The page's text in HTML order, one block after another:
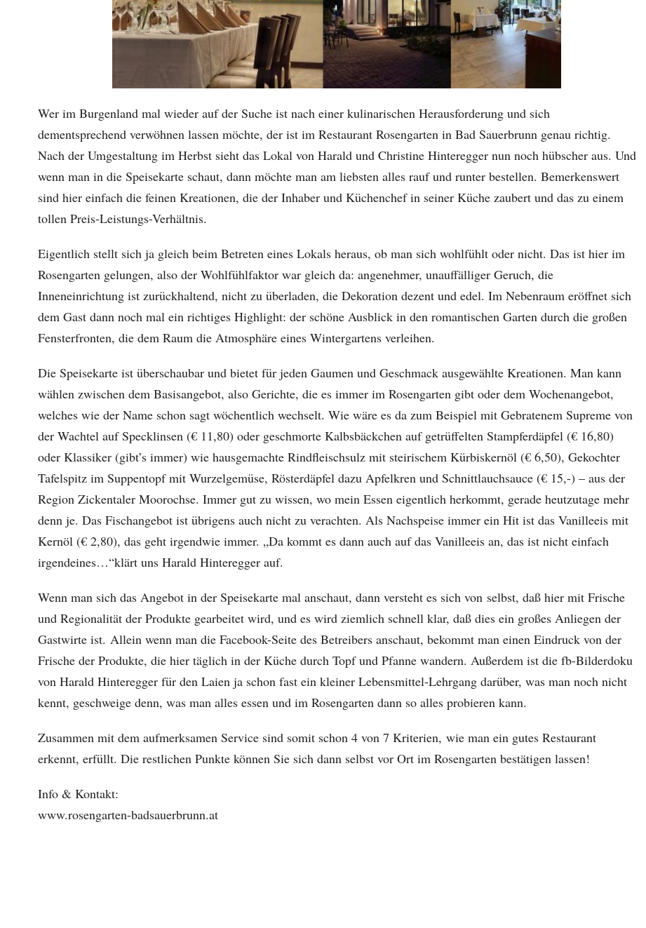
Wer im Burgenland mal wieder auf der Suche ist nach einer kulinarischen Herausforderung und sich
dementsprechend verwöhnen lassen möchte, der ist im Restaurant Rosengarten in Bad Sauerbrunn genau richtig.
Nach der Umgestaltung im Herbst sieht das Lokal von Harald und Christine Hinteregger nun noch hübscher aus. Und
wenn man in die Speisekarte schaut, dann möchte man am liebsten alles rauf und runter bestellen. Bemerkenswert
sind hier einfach die feinen Kreationen, die der Inhaber und Küchenchef in seiner Küche zaubert und das zu einem
tollen Preis-Leistungs-Verhältnis.
Eigentlich stellt sich ja gleich beim Betreten eines Lokals heraus, ob man sich wohlfühlt oder nicht. Das ist hier im
Rosengarten gelungen, also der Wohlfühlfaktor war gleich da: angenehmer, unauffälliger Geruch, die
Inneneinrichtung ist zurückhaltend, nicht zu überladen, die Dekoration dezent und edel. Im Nebenraum eröffnet sich
dem Gast dann noch mal ein richtiges Highlight: der schöne Ausblick in den romantischen Garten durch die großen
Fensterfronten, die dem Raum die Atmosphäre eines Wintergartens verleihen.
Die Speisekarte ist überschaubar und bietet für jeden Gaumen und Geschmack ausgewählte Kreationen. Man kann
wählen zwischen dem Basisangebot, also Gerichte, die es immer im Rosengarten gibt oder dem Wochenangebot,
welches wie der Name schon sagt wöchentlich wechselt. Wie wäre es da zum Beispiel mit Gebratenem Supreme von
der Wachtel auf Specklinsen (€ 11,80) oder geschmorte Kalbsbäckchen auf getrüffelten Stampferdäpfel (€ 16,80)
oder Klassiker (gibt’s immer) wie hausgemachte Rindfleischsulz mit steirischem Kürbiskernöl (€ 6,50), Gekochter
Tafelspitz im Suppentopf mit Wurzelgemüse, Rösterdäpfel dazu Apfelkren und Schnittlauchsauce (€ 15,-) – aus der
Region Zickentaler Moorochse. Immer gut zu wissen, wo mein Essen eigentlich herkommt, gerade heutzutage mehr
denn je. Das Fischangebot ist übrigens auch nicht zu verachten. Als Nachspeise immer ein Hit ist das Vanilleeis mit
Kernöl (€ 2,80), das geht irgendwie immer. „Da kommt es dann auch auf das Vanilleeis an, das ist nicht einfach
irgendeines…“klärt uns Harald Hinteregger auf.
Wenn man sich das Angebot in der Speisekarte mal anschaut, dann versteht es sich von selbst, daß hier mit Frische
und Regionalität der Produkte gearbeitet wird, und es wird ziemlich schnell klar, daß dies ein großes Anliegen der
Gastwirte ist. Allein wenn man die Facebook-Seite des Betreibers anschaut, bekommt man einen Eindruck von der
Frische der Produkte, die hier täglich in der Küche durch Topf und Pfanne wandern. Außerdem ist die fb-Bilderdoku
von Harald Hinteregger für den Laien ja schon fast ein kleiner Lebensmittel-Lehrgang darüber, was man noch nicht
kennt, geschweige denn, was man alles essen und im Rosengarten dann so alles probieren kann.
Zusammen mit dem aufmerksamen Service sind somit schon 4 von 7 Kriterien, wie man ein gutes Restaurant
erkennt, erfüllt. Die restlichen Punkte können Sie sich dann selbst vor Ort im Rosengarten bestätigen lassen!
Info & Kontakt:
www.rosengarten-badsauerbrunn.at